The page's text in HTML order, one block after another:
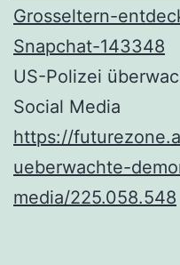
Grosseltern-
Snapchat-143348
US-Polizei
Social Media
https://
ueberwachte-
media/225.058.548